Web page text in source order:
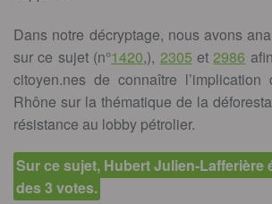
Dans notre décryptage, nous avons
sur ce sujet (n°1420,), 2305 et2986
citoyen.nes de connaître
Rhône sur la thématique de la
résistance au lobby pétrolier.
Sur ce sujet, Hubert Julien-Lafferière
des 3 votes.